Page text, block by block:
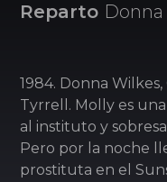
Reparto
1984. Donna
Tyrrell. Molly es
al instituto y
Pero por la noche
prostituta en el